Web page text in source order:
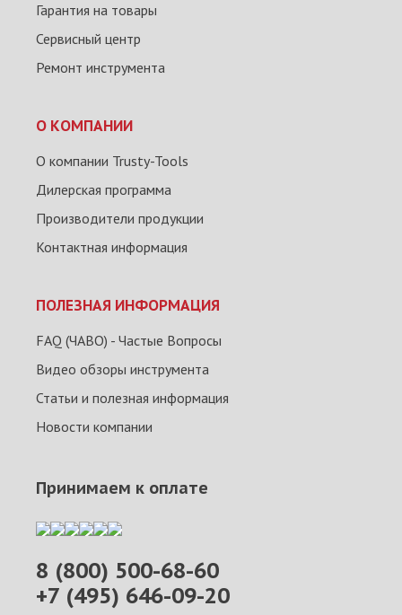
Гарантия на товары
Сервисный центр
Ремонт инструмента
О КОМПАНИИ
О компании Trusty-Tools
Дилерская программа
Производители продукции
Контактная информация
ПОЛЕЗНАЯ ИНФОРМАЦИЯ
FAQ (ЧАВО) - Частые Вопросы
Видео обзоры инструмента
Статьи и полезная информация
Новости компании
8 (800) 500-68-60
+7 (495) 646-09-20
Принимаем к оплате